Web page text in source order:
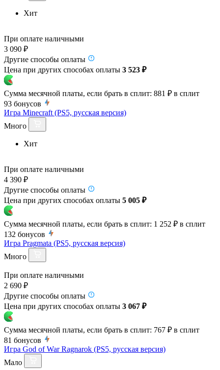
Хит
При оплате наличными
3 090 ₽
Другие способы оплаты
Цена при других способах оплаты 3 523 ₽
Сумма месячной платы, если брать в сплит: 881 ₽ в сплит
93 бонусов
Игра Minecraft (PS5, русская версия)
Много
Хит
При оплате наличными
4 390 ₽
Другие способы оплаты
Цена при других способах оплаты 5 005 ₽
Сумма месячной платы, если брать в сплит: 1 252 ₽ в сплит
132 бонусов
Игра Pragmata (PS5, русская версия)
Много
При оплате наличными
2 690 ₽
Другие способы оплаты
Цена при других способах оплаты 3 067 ₽
Сумма месячной платы, если брать в сплит: 767 ₽ в сплит
81 бонусов
Игра God of War Ragnarok (PS5, русская версия)
Мало